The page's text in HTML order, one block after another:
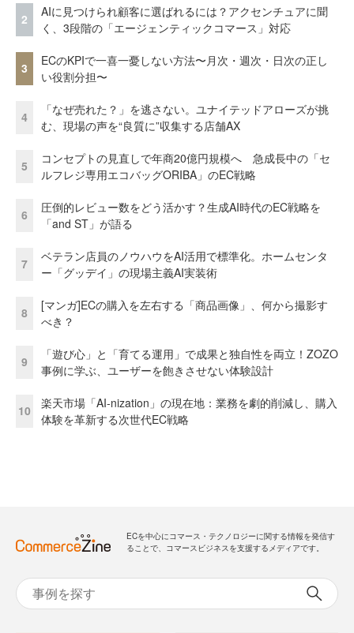
2
AIに見つけられ顧客に選ばれるには？アクセンチュアに聞
く、3段階の「エージェンティックコマース」対応
3
ECのKPIで一喜一憂しない方法〜月次・週次・日次の正し
い役割分担〜
4
「なぜ売れた？」を逃さない。ユナイテッドアローズが挑
む、現場の声を“良質に”収集する店舗AX
5
コンセプトの見直しで年商20億円規模へ 急成長中の「セ
ルフレジ専用エコバッグORIBA」のEC戦略
6
圧倒的レビュー数をどう活かす？生成AI時代のEC戦略を
「and ST」が語る
7
ベテラン店員のノウハウをAI活用で標準化。ホームセンタ
ー「グッデイ」の現場主義AI実装術
8
[マンガ]ECの購入を左右する「商品画像」、何から撮影す
べき？
9
「遊び心」と「育てる運用」で成果と独自性を両立！ZOZO
事例に学ぶ、ユーザーを飽きさせない体験設計
10
楽天市場「AI-nization」の現在地：業務を劇的削減し、購入
体験を革新する次世代EC戦略
ECを中心にコマース・テクノロジーに関する情報を発信す
ることで、コマースビジネスを支援するメディアです。